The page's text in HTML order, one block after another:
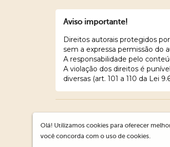
Aviso importante!
Direitos autorais protegidos
sem a expressa permissão do
A responsabilidade pelo
A violação dos direitos é
diversas (art. 101 a 110 da Lei
Olá! Utilizamos cookies para oferecer
você concorda com o uso de cookies.